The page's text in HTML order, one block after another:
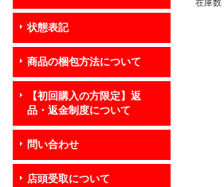
状態表記
商品の梱包方法について
【初回購入の方限定】返
品・返金制度について
問い合わせ
店頭受取について
在庫数